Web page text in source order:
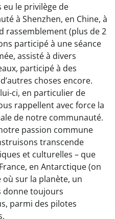
le privilège de
à Shenzhen, en Chine, à
rassemblement (plus de 2
participé à une séance
assisté à divers
participé à des
choses encore.
ci, en particulier de
rappellent avec force la
de notre communauté.
passion commune
transcende
et culturelles – que
en Antarctique (on
où sur la planète, un
donne toujours
parmi des pilotes